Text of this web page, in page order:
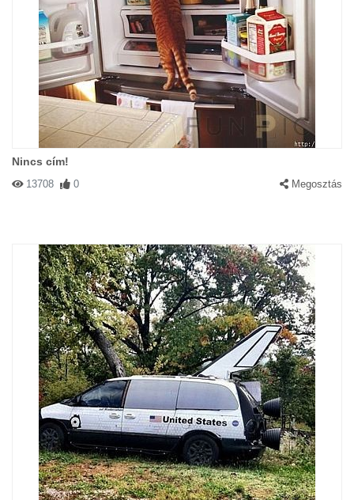
Nincs cím!
13708 0 Megosztás